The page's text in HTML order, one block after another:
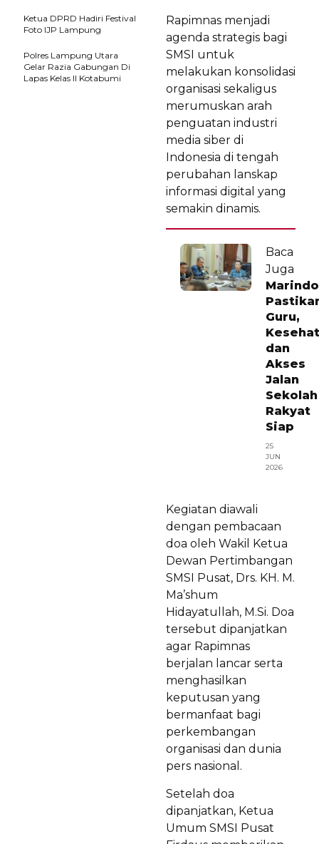
Rapimnas menjadi
agenda strategis bagi
SMSI untuk
melakukan konsolidasi
organisasi sekaligus
merumuskan arah
penguatan industri
media siber di
Indonesia di tengah
perubahan lanskap
informasi digital yang
semakin dinamis.
Baca
Juga
Marindo
Guru,
dan
Akses
Jalan
Sekolah
Rakyat
Siap
25
JUN
2026
Kegiatan diawali
dengan pembacaan
doa oleh Wakil Ketua
Dewan Pertimbangan
SMSI Pusat, Drs. KH. M.
Ma’shum
Hidayatullah, M.Si. Doa
tersebut dipanjatkan
agar Rapimnas
berjalan lancar serta
menghasilkan
keputusan yang
bermanfaat bagi
perkembangan
organisasi dan dunia
pers nasional.
Setelah doa
dipanjatkan, Ketua
Umum SMSI Pusat
Ketua DPRD Hadiri Festival
Foto IJP Lampung
Polres Lampung Utara
Gelar Razia Gabungan Di
Lapas Kelas II Kotabumi